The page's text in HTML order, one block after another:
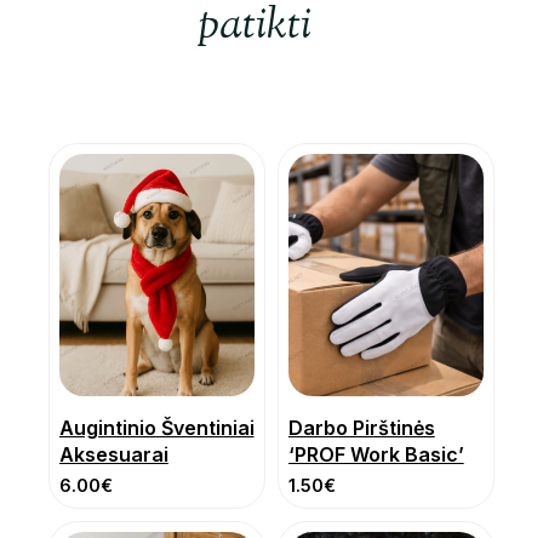
patikti
Augintinio Šventiniai
Aksesuarai
6.00€
Darbo Pirštinės
‘PROF Work Basic’
1.50€